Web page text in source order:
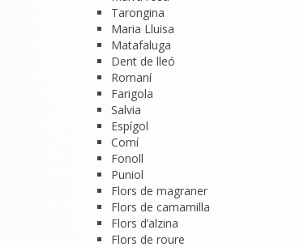
Tarongina
Maria Lluisa
Matafaluga
Dent de lleó
Romaní
Farigola
Salvia
Espígol
Comí
Fonoll
Puniol
Flors de magraner
Flors de camamilla
Flors d’alzina
Flors de roure